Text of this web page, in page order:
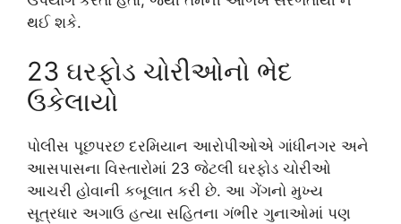
થઈ શકે.
23 ઘરફોડ ચોરીઓનો ભેદ
ઉકેલાયો
પોલીસ પૂછપરછ દરમિયાન આરોપીઓએ ગાંધીનગર અને
આસપાસના વિસ્તારોમાં 23 જેટલી ઘરફોડ ચોરીઓ
આચરી હોવાની કબૂલાત કરી છે. આ ગેંગનો મુખ્ય
સૂત્રધાર અગાઉ હત્યા સહિતના ગંભીર ગુનાઓમાં પણ